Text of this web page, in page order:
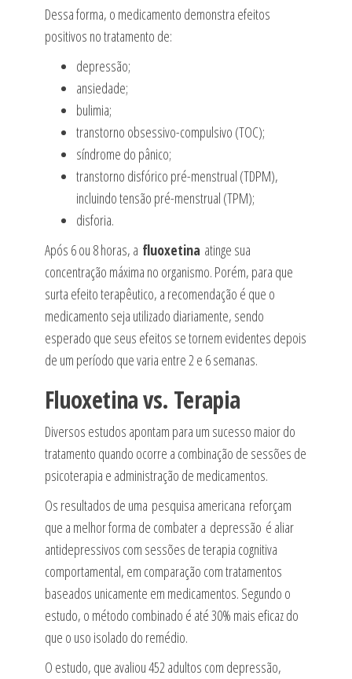
Dessa forma, o medicamento demonstra efeitos
positivos no tratamento de:
depressão;
ansiedade;
bulimia;
transtorno obsessivo-compulsivo (TOC);
síndrome do pânico;
transtorno disfórico pré-menstrual (TDPM),
incluindo tensão pré-menstrual (TPM);
disforia.
Após 6 ou 8 horas, a fluoxetina atinge sua
concentração máxima no organismo. Porém, para que
surta efeito terapêutico, a recomendação é que o
medicamento seja utilizado diariamente, sendo
esperado que seus efeitos se tornem evidentes depois
de um período que varia entre 2 e 6 semanas.
Fluoxetina vs. Terapia
Diversos estudos apontam para um sucesso maior do
tratamento quando ocorre a combinação de sessões de
psicoterapia e administração de medicamentos.
Os resultados de uma pesquisa americana reforçam
que a melhor forma de combater a depressão é aliar
antidepressivos com sessões de terapia cognitiva
comportamental, em comparação com tratamentos
baseados unicamente em medicamentos. Segundo o
estudo, o método combinado é até 30% mais eficaz do
que o uso isolado do remédio.
O estudo, que avaliou 452 adultos com depressão,